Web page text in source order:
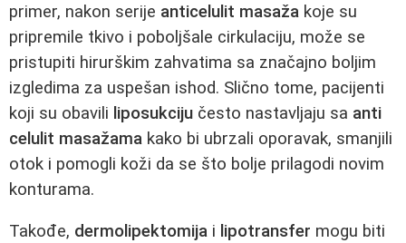
primer, nakon serije anticelulit masaža koje su
pripremile tkivo i poboljšale cirkulaciju, može se
pristupiti hirurškim zahvatima sa značajno boljim
izgledima za uspešan ishod. Slično tome, pacijenti
koji su obavili liposukciju često nastavljaju sa anti
celulit masažama kako bi ubrzali oporavak, smanjili
otok i pomogli koži da se što bolje prilagodi novim
konturama.
Takođe, dermolipektomija i lipotransfer mogu biti